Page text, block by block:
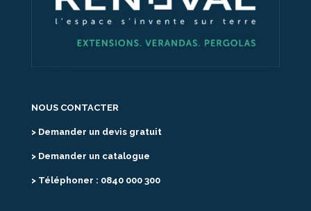
NOUS CONTACTER
> Demander un devis gratuit
> Demander un catalogue
> Téléphoner : 0840 000 300